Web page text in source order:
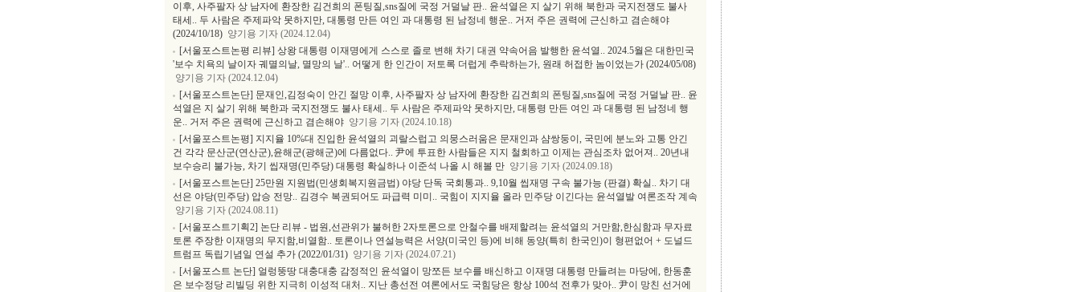
이후, 사주팔자 상 남자에 환장한 김건희의 폰팅질,sns질에 국정 거덜날 판.. 윤석열은 지 살기 위해 북한과 국지전쟁도 불사
태세.. 두 사람은 주제파악 못하지만, 대통령 만든 여인 과 대통령 된 남정네 행운.. 거저 주은 권력에 근신하고 겸손해야
(2024/10/18) 양기용 기자 (2024.12.04)
[서울포스트논평 리뷰] 상왕 대통령 이재명에게 스스로 졸로 변해 차기 대권 약속어음 발행한 윤석열.. 2024.5월은 대한민국
'보수 치욕의 날이자 궤멸의날, 멸망의 날'.. 어떻게 한 인간이 저토록 더럽게 추락하는가, 원래 허접한 놈이었는가 (2024/05/08)
양기용 기자 (2024.12.04)
[서울포스트논단] 문재인,김정숙이 안긴 절망 이후, 사주팔자 상 남자에 환장한 김건희의 폰팅질,sns질에 국정 거덜날 판.. 윤
석열은 지 살기 위해 북한과 국지전쟁도 불사 태세.. 두 사람은 주제파악 못하지만, 대통령 만든 여인 과 대통령 된 남정네 행
운.. 거저 주은 권력에 근신하고 겸손해야 양기용 기자 (2024.10.18)
[서울포스트논평] 지지율 10%대 진입한 윤석열의 괴랄스럽고 의뭉스러움은 문재인과 샴쌍둥이, 국민에 분노와 고통 안긴
건 각각 문산군(연산군),윤해군(광해군)에 다름없다.. 尹에 투표한 사람들은 지지 철회하고 이제는 관심조차 없어져.. 20년내
보수승리 불가능, 차기 씹재명(민주당) 대통령 확실하나 이준석 나올 시 해볼 만 양기용 기자 (2024.09.18)
[서울포스트논단] 25만원 지원법(민생회복지원금법) 야당 단독 국회통과.. 9,10월 씹재명 구속 불가능 (판결) 확실.. 차기 대
선은 야당(민주당) 압승 전망.. 김경수 복권되어도 파급력 미미.. 국힘이 지지율 올라 민주당 이긴다는 윤석열발 여론조작 계속
양기용 기자 (2024.08.11)
[서울포스트기획2] 논단 리뷰 - 법원,선관위가 불허한 2자토론으로 안철수를 배제할려는 윤석열의 거만함,한심함과 무자료
토론 주장한 이재명의 무지함,비열함.. 토론이나 연설능력은 서양(미국인 등)에 비해 동양(특히 한국인)이 형편없어 + 도널드
트럼프 독립기념일 연설 추가 (2022/01/31) 양기용 기자 (2024.07.21)
[서울포스트 논단] 얼렁뚱땅 대충대충 감정적인 윤석열이 망쪼든 보수를 배신하고 이재명 대통령 만들려는 마당에, 한동훈
은 보수정당 리빌딩 위한 지극히 이성적 대처.. 지난 총선전 여론에서도 국힘당은 항상 100석 전후가 맞아.. 尹이 망친 선거에